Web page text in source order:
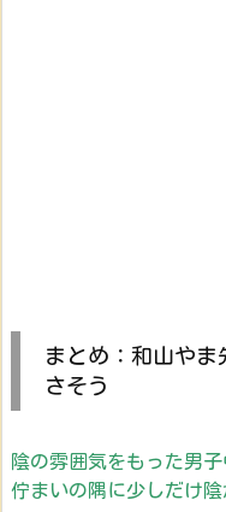
まとめ：和山や
さそう
陰の雰囲気をもった男
佇まいの隅に少しだけ陰